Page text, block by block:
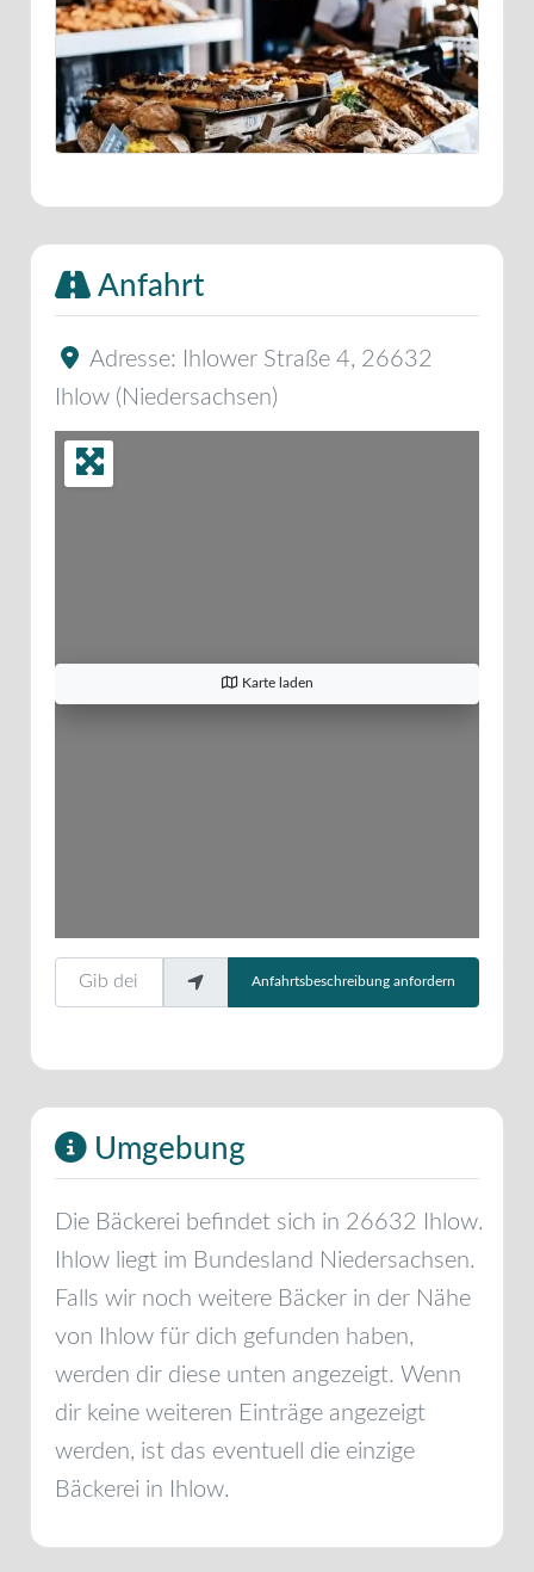
Anfahrt
Adresse: Ihlower Straße 4, 26632
Ihlow ( Niedersachsen)
Karte laden
Gib deinen Standort ein.
Anfahrtsbeschreibung anfordern
Umgebung
Die Bäckerei befindet sich in 26632 Ihlow.
Ihlow liegt im Bundesland Niedersachsen.
Falls wir noch weitere Bäcker in der Nähe
von
Ihlow für dich gefunden haben,
werden dir diese unten angezeigt. Wenn
dir keine weiteren Einträge angezeigt
werden, ist das eventuell die einzige
Bäckerei in
Ihlow.